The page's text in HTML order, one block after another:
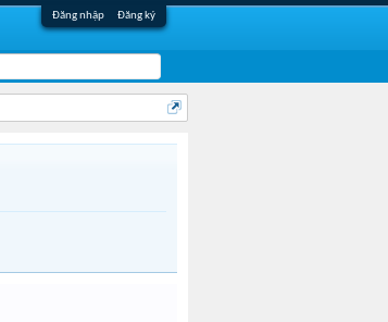
Đăng nhập Đăng ký